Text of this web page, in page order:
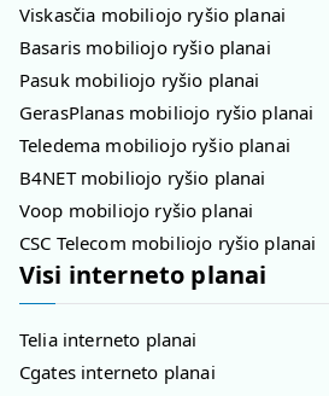
Viskasčia mobiliojo ryšio planai
Basaris mobiliojo ryšio planai
Pasuk mobiliojo ryšio planai
GerasPlanas mobiliojo ryšio planai
Teledema mobiliojo ryšio planai
B4NET mobiliojo ryšio planai
Voop mobiliojo ryšio planai
CSC Telecom mobiliojo ryšio planai
Visi interneto planai
Telia interneto planai
Cgates interneto planai